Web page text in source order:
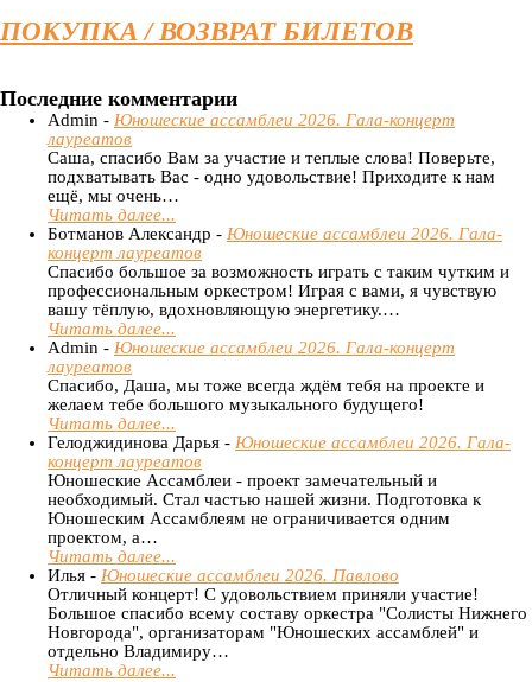
ПОКУПКА / ВОЗВРАТ БИЛЕТОВ
Последние комментарии
Admin - Юношеские ассамблеи 2026. Гала-концерт
лауреатов
Саша, спасибо Вам за участие и теплые слова! Поверьте,
подхватывать Вас - одно удовольствие! Приходите к нам
ещё, мы очень…
Читать далее...
Ботманов Александр - Юношеские ассамблеи 2026. Гала-
концерт лауреатов
Спасибо большое за возможность играть с таким чутким и
профессиональным оркестром! Играя с вами, я чувствую
вашу тёплую, вдохновляющую энергетику.…
Читать далее...
Admin - Юношеские ассамблеи 2026. Гала-концерт
лауреатов
Спасибо, Даша, мы тоже всегда ждём тебя на проекте и
желаем тебе большого музыкального будущего!
Читать далее...
Гелоджидинова Дарья - Юношеские ассамблеи 2026. Гала-
концерт лауреатов
Юношеские Ассамблеи - проект замечательный и
необходимый. Стал частью нашей жизни. Подготовка к
Юношеским Ассамблеям не ограничивается одним
проектом, а…
Читать далее...
Илья - Юношеские ассамблеи 2026. Павлово
Отличный концерт! С удовольствием приняли участие!
Большое спасибо всему составу оркестра "Солисты Нижнего
Новгорода", организаторам "Юношеских ассамблей" и
отдельно Владимиру…
Читать далее...